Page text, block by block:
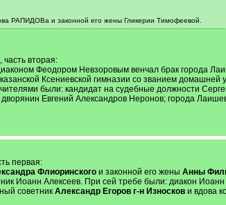
РАПИДОВа и законной его жены Гликерии Тимофеевой.
вторая:
Феодором Невзоровым венчал брак города
Ксениевской гимназии со званием
были: кандидат на судебные должности
Евгений Александров Неронов; города
первая:
Флиоринскогои законной его жены Анны
Иоанн Алексеев. При сей требе были: диакон
советник Александр Егоров г-н Износкови вдова